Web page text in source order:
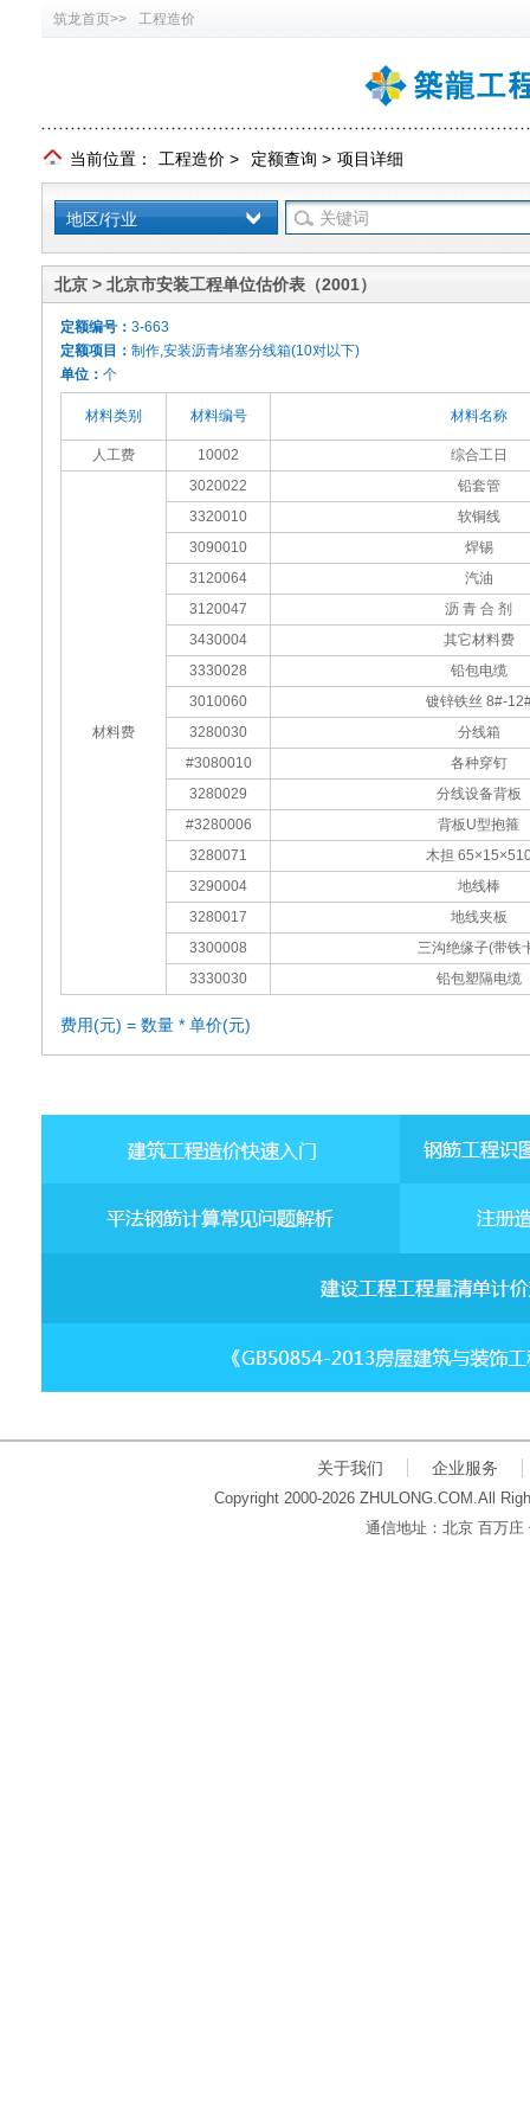
筑龙首页>> 工程造价
当前位置： 工程造价 > 定额查询 > 项目详细
地区/行业
北京 > 北京市安装工程单位估价表（2001）
定额编号： 3-663
定额项目： 制作,安装沥青堵塞分线箱(10对以下)
单位： 个
材料类别 材料编号 材料名称
人工费 10002 综合工日
材料费
3020022
铅套管
3320010
软铜线
3090010
焊锡
3120064
汽油
3120047
沥 青 合 剂
3430004
其它材料费
3330028
铅包电缆
3010060
镀锌铁丝 8#-
3280030
分线箱
#3080010
各种穿钉
3280029
分线设备背板
#3280006
背板U型抱箍
3280071
木担
3290004
地线棒
3280017
地线夹板
3300008
三沟绝缘子(带铁
3330030
铅包塑隔电缆
费用(元) = 数量 * 单价(元)
关于我们 企业服务
Copyright 2000-2026 ZHULONG.COM.All
通信地址：北京 百万